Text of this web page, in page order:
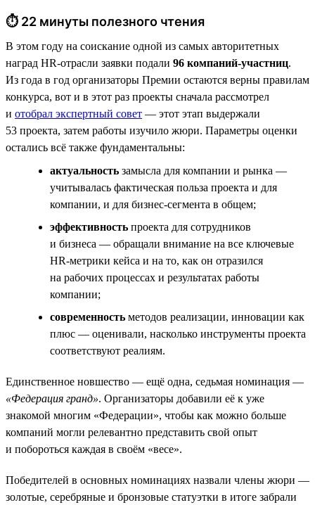
⏱ 22 минуты полезного чтения
В этом году на соискание одной из самых авторитетных
наград HR-отрасли заявки подали 96 компаний-участниц.
Из года в год организаторы Премии остаются верны правилам
конкурса, вот и в этот раз проекты сначала рассмотрел
и отобрал экспертный совет — этот этап выдержали
53 проекта, затем работы изучило жюри. Параметры оценки
остались всё также фундаментальны:
актуальность замысла для компании и рынка —
учитывалась фактическая польза проекта и для
компании, и для бизнес-сегмента в общем;
эффективность проекта для сотрудников
и бизнеса — обращали внимание на все ключевые
НR-метрики кейса и на то, как он отразился
на рабочих процессах и результатах работы
компании;
современность методов реализации, инновации как
плюс — оценивали, насколько инструменты проекта
соответствуют реалиям.
Единственное новшество — ещё одна, седьмая номинация —
«Федерация гранд». Организаторы добавили её к уже
знакомой многим «Федерации», чтобы как можно больше
компаний могли релевантно представить свой опыт
и побороться каждая в своём «весе».
Победителей в основных номинациях назвали члены жюри —
золотые, серебряные и бронзовые статуэтки в итоге забрали